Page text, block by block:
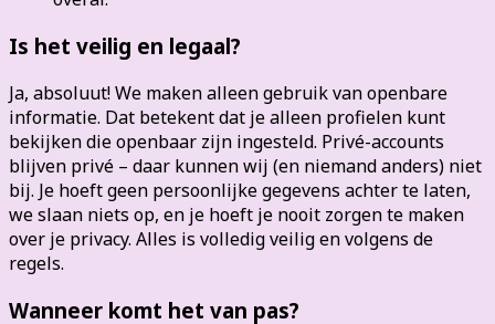
Is het veilig en legaal?
Ja, absoluut! We maken alleen gebruik van openbare
informatie. Dat betekent dat je alleen profielen kunt
bekijken die openbaar zijn ingesteld. Privé-accounts
blijven privé – daar kunnen wij (en niemand anders) niet
bij. Je hoeft geen persoonlijke gegevens achter te laten,
we slaan niets op, en je hoeft je nooit zorgen te maken
over je privacy. Alles is volledig veilig en volgens de
regels.
Wanneer komt het van pas?